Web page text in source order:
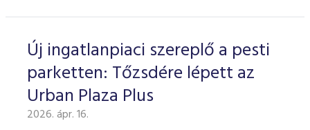
Új ingatlanpiaci szereplő a pesti
parketten: Tőzsdére lépett az
Urban Plaza Plus
2026. ápr. 16.